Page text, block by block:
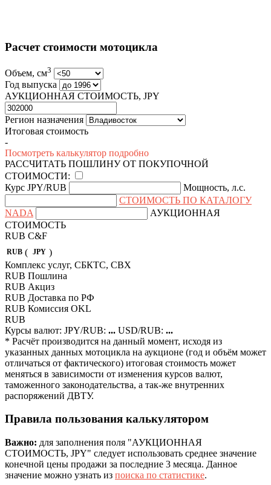
Расчет стоимости мотоцикла
Объем, см3
Год выпуска
АУКЦИОННАЯ СТОИМОСТЬ, JPY
Регион назначения
Итоговая стоимость
-
Посмотреть калькулятор подробно
РАССЧИТАТЬ ПОШЛИНУ ОТ ПОКУПОЧНОЙ
СТОИМОСТИ:
Курс JPY/RUB
Мощность, л.с.
СТОИМОСТЬ ПО КАТАЛОГУ
NADA
АУКЦИОННАЯ
СТОИМОСТЬ
RUB C&F
RUB ( JPY )
Комплекс услуг, СБКТС, СВХ
RUB Пошлина
RUB Акциз
RUB Доставка по РФ
RUB Комиcсия OKL
RUB
Курсы валют: JPY/RUB: ... USD/RUB: ...
* Расчёт производится на данный момент, исходя из
указанных данных мотоцикла на аукционе (год и объём может
отличаться от фактического) итоговая стоимость может
меняться в зависимости от изменения курсов валют,
таможенного законодательства, а так-же внутренних
распоряжений ДВТУ.
Правила пользования калькулятором
Важно: для заполнения поля "АУКЦИОННАЯ
СТОИМОСТЬ, JPY" следует использовать среднее значение
конечной цены продажи за последние 3 месяца. Данное
значение можно узнать из поиска по статистике.